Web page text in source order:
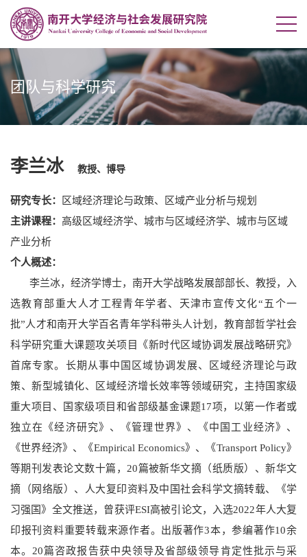
团队与科学研究
李兰冰 教授、博导
研究专长：
区域经济理论与政策、区域产业分析与规划
主讲课程： 高级区域经济学、城市与区域经济学、城市与区域
产业分析
个人概述：
李兰冰，经济学博士，南开大学战略发展部部长、教授，入
选教育部重大人才工程青年学者、天津市宣传文化“五个一
批”人才和南开大学百名青年学科带头人计划，教育部哲学社会
科学研究重大课题攻关项目《新时代区域协调发展战略研究》
首席专家。长期从事中国区域协调发展、区域经济理论与政
策、新型城镇化、区域经济增长效率等领域研究，主持国家级
重大项目、国家级项目和省部级基金课题17项，以第一作者或
独立在《经济研究》、《管理世界》、《中国工业经济》、
《世界经济》、《Empirical Economics》、《Transport Policy》
等期刊发表论文数十篇， 20篇被新华文摘（纸质版）、新华文
摘（网络版）、人大复印资料及中国社会科学文摘转载、《学
习强国》全文推送，曾获评ESI高被引论文，入选2022年人大复
印报刊资料重要转载来源作者。出版著作3本，参编著作10余
本。 20篇咨政报告获中央领导及省部级领导肯定性批示与采